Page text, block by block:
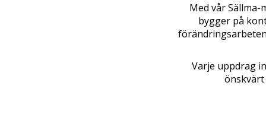
Med vår
bygger på
Varje uppdrag
önskvärt